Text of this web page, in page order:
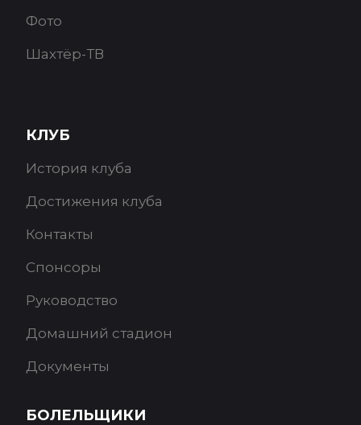
Фото
Шахтёр-ТВ
КЛУБ
История клуба
Достижения клуба
Контакты
Спонсоры
Руководство
Домашний стадион
Документы
БОЛЕЛЬЩИКИ